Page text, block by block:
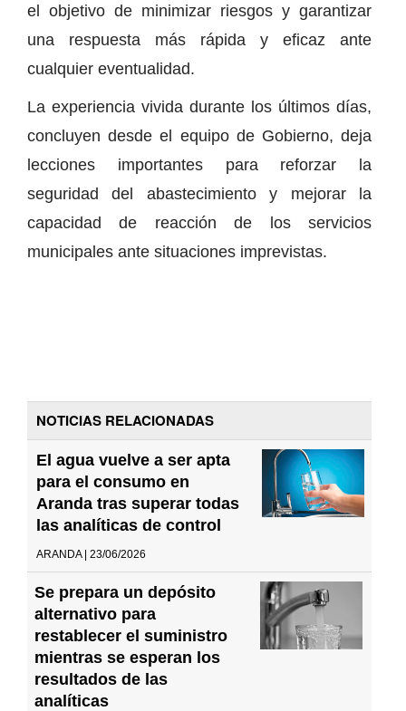
el objetivo de minimizar riesgos y garantizar
una respuesta más rápida y eficaz ante
cualquier eventualidad.
La experiencia vivida durante los últimos días,
concluyen desde el equipo de Gobierno, deja
lecciones importantes para reforzar la
seguridad del abastecimiento y mejorar la
capacidad de reacción de los servicios
municipales ante situaciones imprevistas.
NOTICIAS RELACIONADAS
El agua vuelve a ser apta
para el consumo en
Aranda tras superar todas
las analíticas de control
ARANDA | 23/06/2026
Se prepara un depósito
alternativo para
restablecer el suministro
mientras se esperan los
resultados de las
analíticas